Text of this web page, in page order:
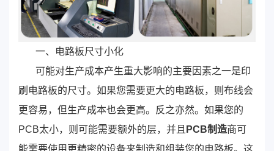
一、电路板尺寸小化
可能对生产成本产生重大影响的主要因素之一是印
刷电路板的尺寸。如果您需要更大的电路板，则布线会
更容易，但生产成本也会更高。反之亦然。如果您的
PCB太小，则可能需要额外的层，并且 PCB制造商可
能需要使用更精密的设备来制造和组装您的电路板。这